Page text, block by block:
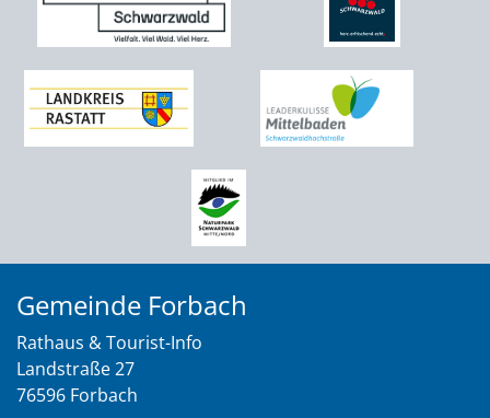
Gemeinde Forbach
Rathaus & Tourist-Info
Landstraße 27
76596 Forbach